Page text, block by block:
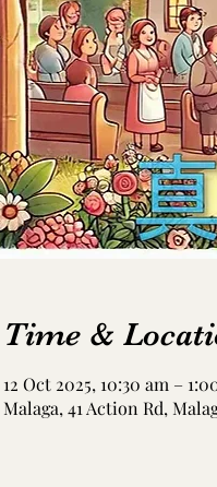
Time &
12 Oct 2025, 10:30 am –
Malaga, 41 Action Rd,